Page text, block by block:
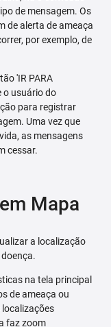
de mensagem. Os
de alerta de ameaça
por exemplo, de
'IR PARA
o usuário do
para registrar
Uma vez que
as mensagens
cessar.
Mapa
a localização
na tela principal
de ameaça ou
faz zoom